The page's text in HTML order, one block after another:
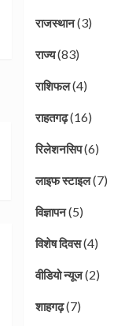
राजस्थान(3)
राज्य(83)
राशिफल(4)
राहतगढ़(16)
रिलेशनसिप(6)
लाइफ स्टाइल(7)
विज्ञापन(5)
विशेष दिवस(4)
वीडियो न्यूज(2)
शाहगढ़(7)